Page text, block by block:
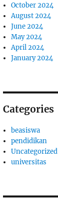
October 2024
August 2024
June 2024
May 2024
April 2024
January 2024
Categories
beasiswa
pendidikan
Uncategorized
universitas